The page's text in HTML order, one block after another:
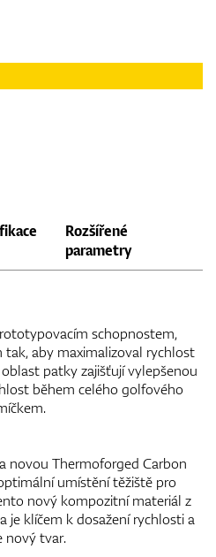
Rozšířené
parametry
schopnostem,
tak, aby maximalizoval rychlost
patky zajišťují vylepšenou
během celého golfového
novou Thermoforged Carbon
umístění těžiště pro
nový kompozitní materiál z
je klíčem k dosažení rychlosti a
nový tvar.